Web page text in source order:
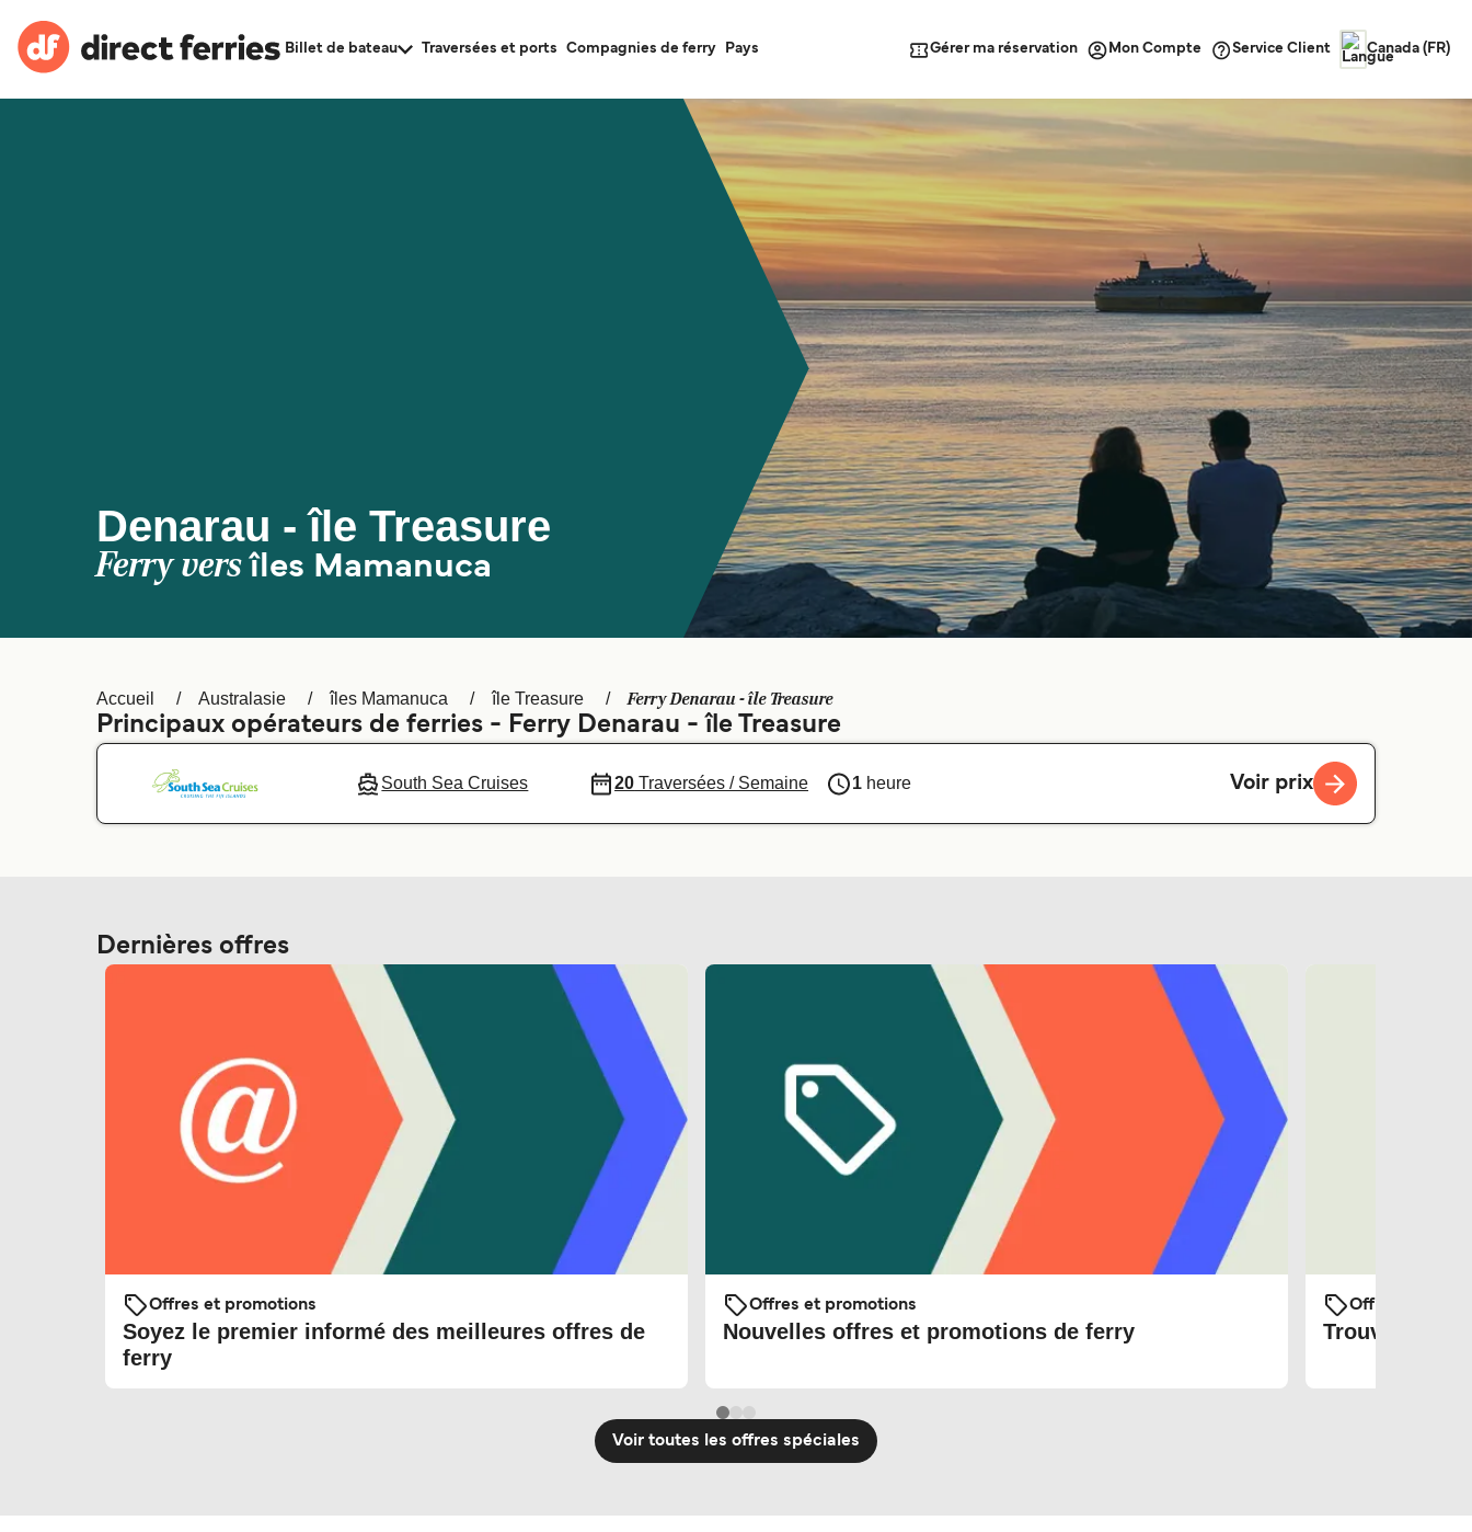
Billet de bateau Traversées et ports Compagnies de ferry Pays Gérer ma réservation Mon Compte Service Client Canada (FR)
Denarau - île Treasure
Ferry versîles Mamanuca
Accueil Australasie îles Mamanuca île Treasure Ferry Denarau - île Treasure
Principaux opérateurs de ferries - Ferry Denarau - île Treasure
South Sea Cruises 20 Traversées / Semaine 1 heure Voir prix
Dernières offres
Offres et promotions
Soyez le premier informé des meilleures offres de
ferry
Offres et promotions
Nouvelles offres et promotions de ferry
Offres et
Trouvez les
Voir toutes les offres spéciales